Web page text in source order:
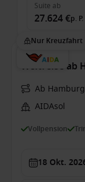
Suite ab
27.624 €p. P.
Nur Kreuzfahrt
Weltreise ab
Ab
AIDAsol
Vollpension
18 Okt.